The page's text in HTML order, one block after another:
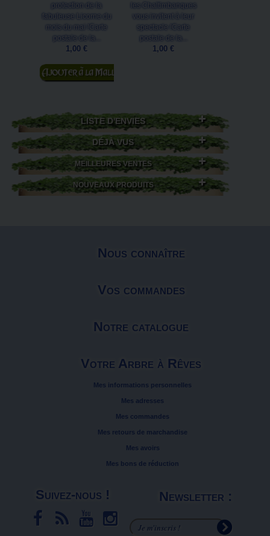
protection de la
fabuleuse Licorne du
mois du mai !Carte
postale de la...
1,00 €
Ajouter au
panier
les Chaltimbanques
vous invitent à leur
spectacle !Carte
postale de la...
1,00 €
LISTE D'ENVIES
DÉJÀ VUS
MEILLEURES VENTES
NOUVEAUX PRODUITS
Nous connaître
Vos commandes
Notre catalogue
Votre Arbre à Rêves
Mes informations personnelles
Mes adresses
Mes commandes
Mes retours de marchandise
Mes avoirs
Mes bons de réduction
Suivez-nous ! Newsletter :